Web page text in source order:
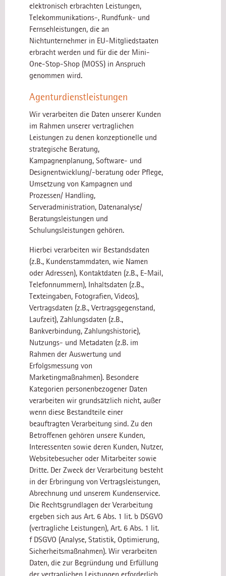
elektronisch erbrachten Leistungen,
Telekommunikations-, Rundfunk- und
Fernsehleistungen, die an
Nichtunternehmer in EU-Mitgliedstaaten
erbracht werden und für die der Mini-
One-Stop-Shop (MOSS) in Anspruch
genommen wird.
Agenturdienstleistungen
Wir verarbeiten die Daten unserer Kunden
im Rahmen unserer vertraglichen
Leistungen zu denen konzeptionelle und
strategische Beratung,
Kampagnenplanung, Software- und
Designentwicklung/-beratung oder Pflege,
Umsetzung von Kampagnen und
Prozessen/ Handling,
Serveradministration, Datenanalyse/
Beratungsleistungen und
Schulungsleistungen gehören.
Hierbei verarbeiten wir Bestandsdaten
(z.B., Kundenstammdaten, wie Namen
oder Adressen), Kontaktdaten (z.B., E-Mail,
Telefonnummern), Inhaltsdaten (z.B.,
Texteingaben, Fotografien, Videos),
Vertragsdaten (z.B., Vertragsgegenstand,
Laufzeit), Zahlungsdaten (z.B.,
Bankverbindung, Zahlungshistorie),
Nutzungs- und Metadaten (z.B. im
Rahmen der Auswertung und
Erfolgsmessung von
Marketingmaßnahmen). Besondere
Kategorien personenbezogener Daten
verarbeiten wir grundsätzlich nicht, außer
wenn diese Bestandteile einer
beauftragten Verarbeitung sind. Zu den
Betroffenen gehören unsere Kunden,
Interessenten sowie deren Kunden, Nutzer,
Websitebesucher oder Mitarbeiter sowie
Dritte. Der Zweck der Verarbeitung besteht
in der Erbringung von Vertragsleistungen,
Abrechnung und unserem Kundenservice.
Die Rechtsgrundlagen der Verarbeitung
ergeben sich aus Art. 6 Abs. 1 lit. b DSGVO
(vertragliche Leistungen), Art. 6 Abs. 1 lit.
f DSGVO (Analyse, Statistik, Optimierung,
Sicherheitsmaßnahmen). Wir verarbeiten
Daten, die zur Begründung und Erfüllung